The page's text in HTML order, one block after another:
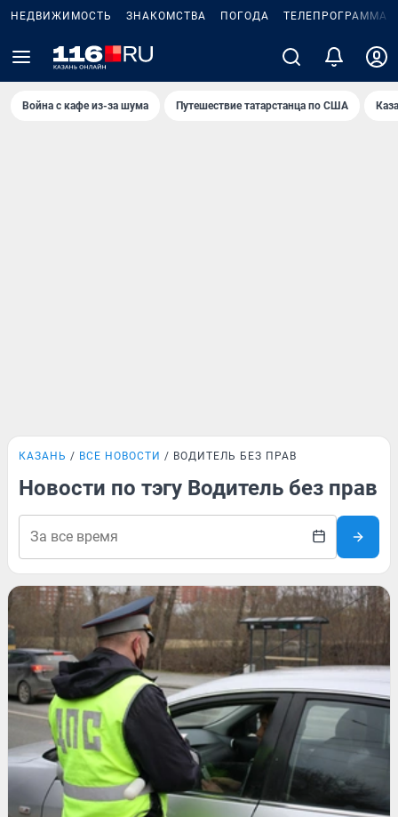
НЕДВИЖИМОСТЬ ЗНАКОМСТВА ПОГОДА ТЕЛЕПРОГРАММА
Война с кафе из-за шума Путешествие татарстанца по США
КАЗАНЬ ВСЕ НОВОСТИ ВОДИТЕЛЬ БЕЗ ПРАВ
Новости по тэгу Водитель без прав